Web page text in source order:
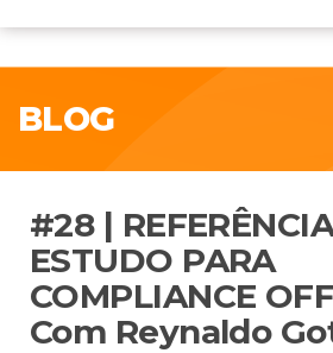
BLOG
#28 |
ESTUDO PARA
COMPLIANCE
Com Reynaldo